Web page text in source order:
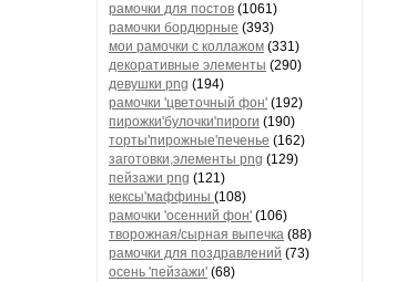
рамочки для постов (1061)
рамочки бордюрные (393)
мои рамочки с коллажом (331)
декоративные элементы (290)
девушки png (194)
рамочки 'цветочный фон' (192)
пирожки'булочки'пироги (190)
торты'пирожные'печенье (162)
заготовки,элементы png (129)
пейзажи png (121)
кексы'маффины (108)
рамочки 'осенний фон' (106)
творожная/сырная выпечка (88)
рамочки для поздравлений (73)
осень 'пейзажи' (68)